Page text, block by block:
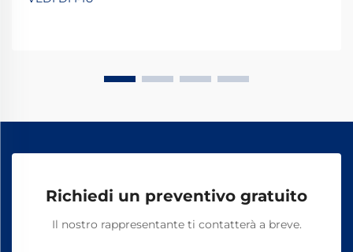
fondamentale nel garantire un corretto allineamento
Richiedi un preventivo gratuito
Il nostro rappresentante ti contatterà a breve.